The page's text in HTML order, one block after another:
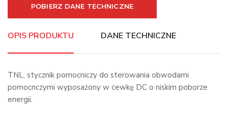
POBIERZ DANE TECHNICZNE
OPIS PRODUKTU DANE TECHNICZNE
TNL, stycznik pomocniczy do sterowania obwodami
pomocnczymi wyposażony w cewkę DC o niskim poborze
energii.